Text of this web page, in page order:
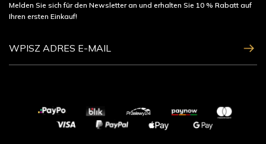
Melden Sie sich für den Newsletter an und erhalten Sie 10 % Rabatt auf
Ihren ersten Einkauf!